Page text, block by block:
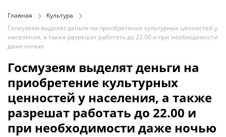
Главная
Культура
Госмузеям выделят деньги на приобретение культурных ценностей у
населения, а также разрешат работать до 22.00 и при необходимости
даже ночью
Госмузеям выделят деньги на
приобретение культурных
ценностей у населения, а также
разрешат работать до 22.00 и
при необходимости даже ночью